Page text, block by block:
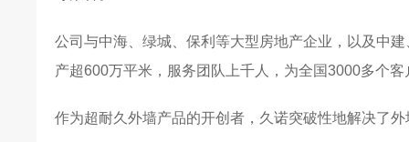
公司与中海、绿城、保利等大型房地产企业，以及中
产超600万平米，服务团队上千人，为全国3000多个
作为超耐久外墙产品的开创者，久诺突破性地解决了